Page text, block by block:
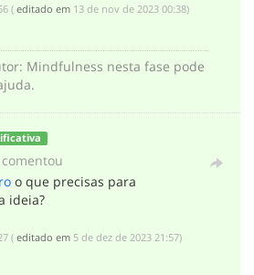
( editado em ‎13 de nov de 2023 00:38)
: Mindfulness nesta fase pode
comentou
o que precisas para
ideia?
( editado em ‎5 de dez de 2023 21:57)